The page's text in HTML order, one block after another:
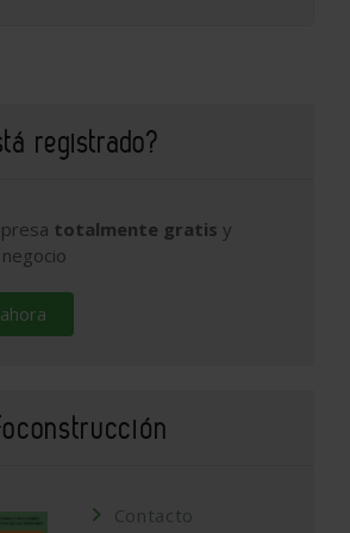
registrado?
totalmente gratis y
Contacto